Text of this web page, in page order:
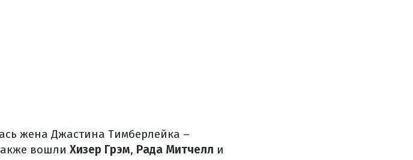
жена Джастина Тимберлейка –
вошли Хизер Грэм, Рада Митчелл и